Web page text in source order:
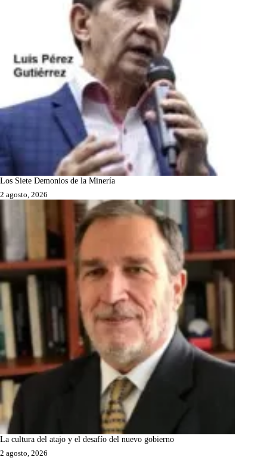
Los Siete Demonios de la Minería
2 agosto, 2026
La cultura del atajo y el desafío del nuevo gobierno
2 agosto, 2026